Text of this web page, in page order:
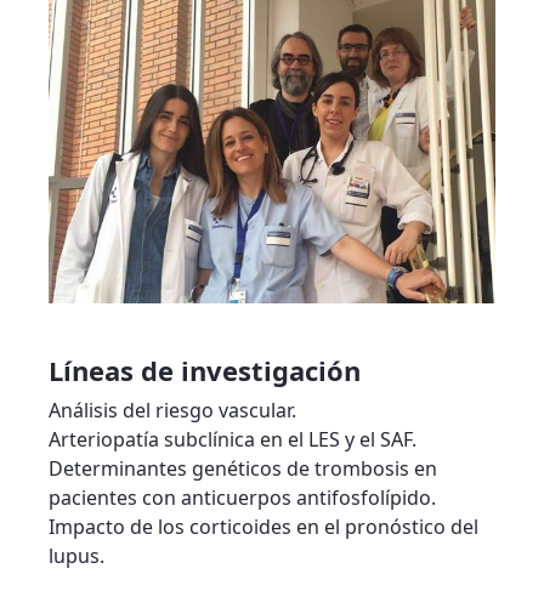
Líneas de investigación
Análisis del riesgo vascular.
Arteriopatía subclínica en el LES y el SAF.
Determinantes genéticos de trombosis en
pacientes con anticuerpos antifosfolípido.
Impacto de los corticoides en el pronóstico del
lupus.